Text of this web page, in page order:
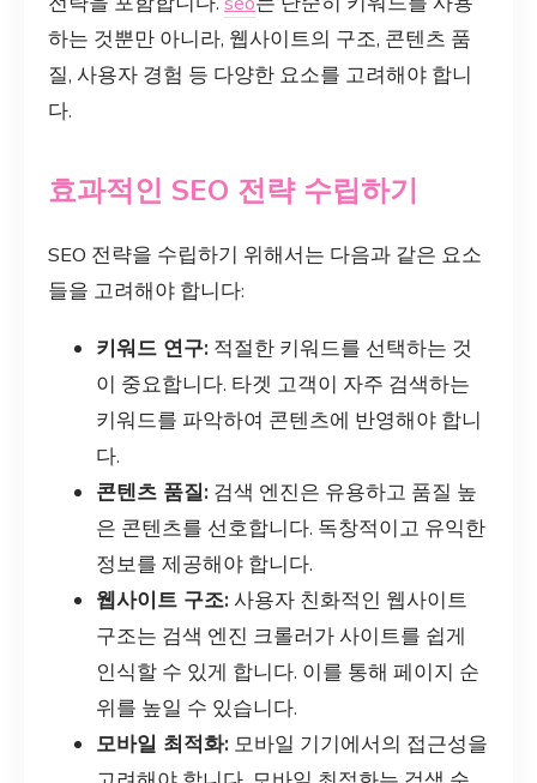
하는 것뿐만 아니라, 웹사이트의 구조, 콘텐츠 품
질, 사용자 경험 등 다양한 요소를 고려해야 합니
다.
효과적인 SEO 전략 수립하기
SEO 전략을 수립하기 위해서는 다음과 같은 요소
들을 고려해야 합니다:
키워드 연구: 적절한 키워드를 선택하는 것
이 중요합니다. 타겟 고객이 자주 검색하는
키워드를 파악하여 콘텐츠에 반영해야 합니
다.
콘텐츠 품질: 검색 엔진은 유용하고 품질 높
은 콘텐츠를 선호합니다. 독창적이고 유익한
정보를 제공해야 합니다.
웹사이트 구조: 사용자 친화적인 웹사이트
구조는 검색 엔진 크롤러가 사이트를 쉽게
인식할 수 있게 합니다. 이를 통해 페이지 순
위를 높일 수 있습니다.
모바일 최적화: 모바일 기기에서의 접근성을